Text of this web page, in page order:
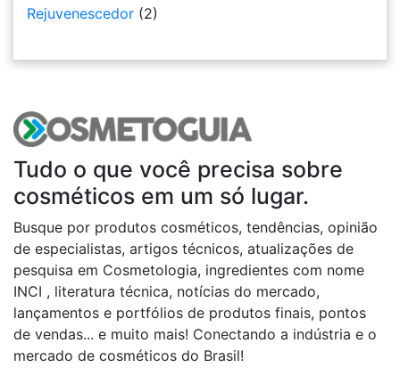
Rejuvenescedor (2)
Tudo o que você precisa sobre
cosméticos em um só lugar.
Busque por produtos cosméticos, tendências, opinião
de especialistas, artigos técnicos, atualizações de
pesquisa em Cosmetologia, ingredientes com nome
INCI , literatura técnica, notícias do mercado,
lançamentos e portfólios de produtos finais, pontos
de vendas... e muito mais! Conectando a indústria e o
mercado de cosméticos do Brasil!